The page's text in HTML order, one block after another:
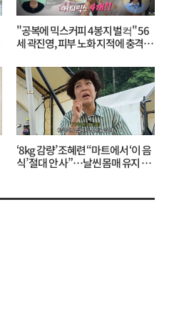
"공복에 믹스커피 4봉지 벌컥" 56
세 곽진영, 피부 노화 지적에 충격…
‘8kg 감량’ 조혜련 “마트에서 ‘이 음
식’ 절대 안 사”…날씬 몸매 유지 비